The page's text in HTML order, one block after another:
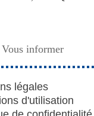
légales
d'utilisation
Vous informer